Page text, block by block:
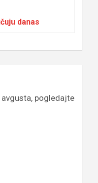
danas
avgusta, pogledajte